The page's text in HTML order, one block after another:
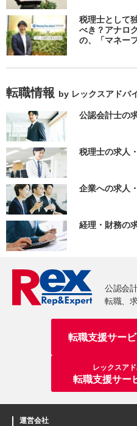
税理士として
べき？アナロ
の、「マネー
転職情報 by レックスアドバ
公認会計士の
税理士の求人
企業への求人
経理・財務の
転職支援サー
レックスア
転職支援サー
運営会社